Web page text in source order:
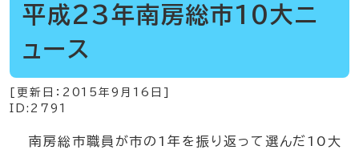
平成23年南房総市10大ニ
ュース
[更新日： 2015年9月16日
ID:2791
南房総市職員が市の1年を振り返って選んだ10大